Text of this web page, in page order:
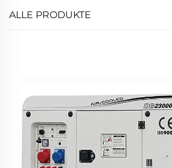
ALLE PRODUKTE